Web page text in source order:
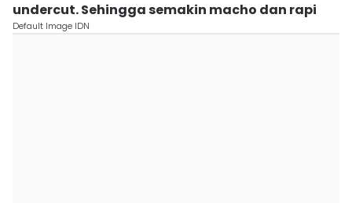
undercut. Sehingga semakin macho dan rapi
Default Image IDN